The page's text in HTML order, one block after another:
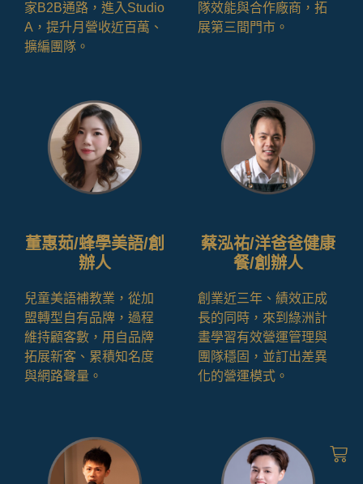
家B2B通路，進入Studio
A，提升月營收近百萬、
擴編團隊。
隊效能與合作廠商，拓
展第三間門市。
董惠茹/蜂學美語/創
辦人
兒童美語補教業，從加
盟轉型自有品牌，過程
維持顧客數，用自品牌
拓展新客、累積知名度
與網路聲量。
蔡泓祐/洋爸爸健康
餐/創辦人
創業近三年、績效正成
長的同時，來到綠洲計
畫學習有效營運管理與
團隊穩固，並訂出差異
化的營運模式。